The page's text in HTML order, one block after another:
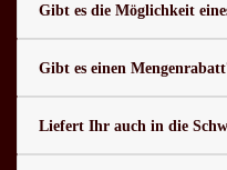
Gibt es die Möglichkeit
Gibt es einen
Liefert Ihr auch in die